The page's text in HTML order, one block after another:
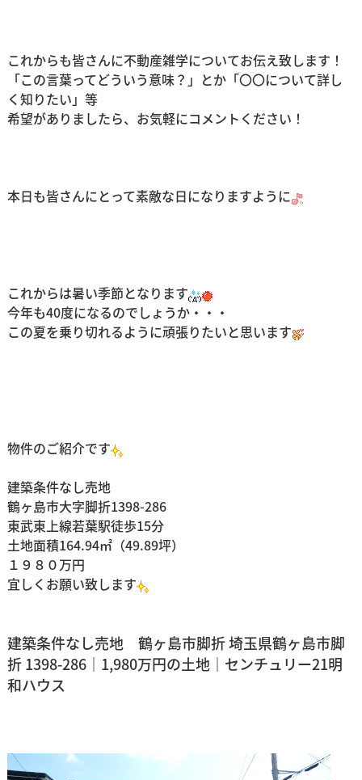
これからも皆さんに不動産雑学についてお伝え致します！
「この言葉ってどういう意味？」とか「〇〇について詳し
く知りたい」等
希望がありましたら、お気軽にコメントください！
本日も皆さんにとって素敵な日になりますように
これからは暑い季節となります
今年も40度になるのでしょうか・・・
この夏を乗り切れるように頑張りたいと思います
物件のご紹介です
建築条件なし売地
鶴ヶ島市大字脚折1398-286
東武東上線若葉駅徒歩15分
土地面積164.94㎡（49.89坪）
１９８０万円
宜しくお願い致します
建築条件なし売地 鶴ヶ島市脚折 埼玉県鶴ヶ島市脚
折 1398-286｜1,980万円の土地｜センチュリー21明
和ハウス